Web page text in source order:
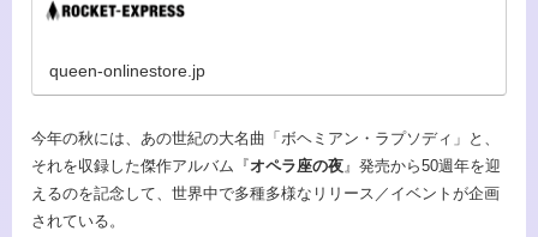
queen-onlinestore.jp
今年の秋には、あの世紀の大名曲「ボヘミアン・ラプソディ」と、
それを収録した傑作アルバム『オペラ座の夜 』発売から50週年を迎
えるのを記念して、世界中で多種多様なリリース／イベントが企画
されている。